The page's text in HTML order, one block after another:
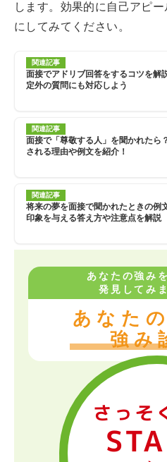
します。効果的に自己アピ
にしてみてください。
関連記事
面接でアドリブ回答をするコツを解
定外の質問にも対応しよう
関連記事
面接で「尊敬する人」を聞かれたら
される理由や例文を紹介！
関連記事
将来の夢を面接で聞かれたときの例
印象を与える答え方や注意点を解説
あなたの強み
発見してみ
あなた
強み
さっそ